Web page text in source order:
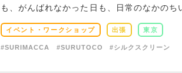
も、がんばれなかった日も、日常のなかの
イベント・ワークショップ 出張 東京
#SURIMACCA #SURUTOCO #シルクスクリーン